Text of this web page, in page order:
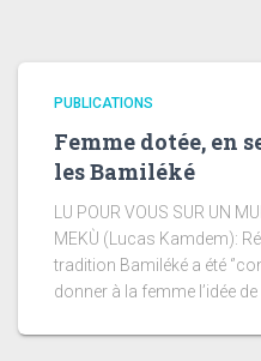
PUBLICATIONS
Femme dotée, en
les Bamiléké
LU POUR VOUS SUR UN
MEKÙ (Lucas Kamdem):
tradition Bamiléké a été
donner à la femme l’idée